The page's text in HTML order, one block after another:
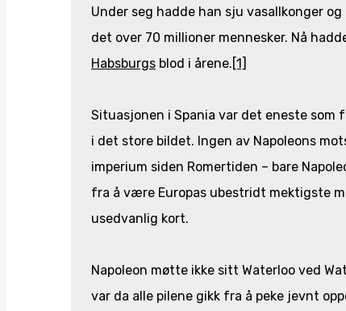
Under seg hadde han sju vasallkonger
det over 70 millioner mennesker. Nå
Habsburgs blod i årene. [1]
Situasjonen i Spania var det eneste
i det store bildet. Ingen av Napoleons
imperium siden Romertiden – bare
fra å være Europas ubestridt mektigste
usedvanlig kort.
Napoleon møtte ikke sitt Waterloo ved
var da alle pilene gikk fra å peke jevnt